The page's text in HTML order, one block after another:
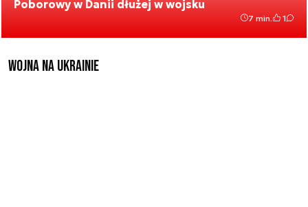
Poborowy w Danii dłużej w wojsku
7 min. 1
Wojna na Ukrainie